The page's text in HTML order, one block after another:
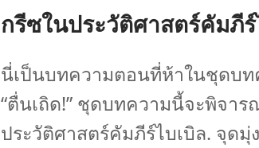
กรีซ​ใน​ประวัติศาสตร์​คัมภีร์​
นี่​เป็น​บทความ​ตอน​ที่​ห้า​ใน​ชุด​บ
“ตื่นเถิด!” ชุด​บทความ​นี้​จะ​พิจา
ประวัติศาสตร์​คัมภีร์​ไบเบิล. จุด​